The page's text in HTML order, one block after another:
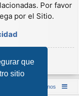
que
sitio
Por favor
por el Sitio.
Contáctenos